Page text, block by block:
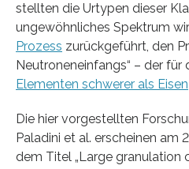
stellten die Urtypen dieser
ungewöhnliches Spektrum
Prozess zurückgeführt, den
Neutroneneinfangs“ – der für
Elementen schwerer als Eisen
Die hier vorgestellten
Paladini et al. erscheinen am
dem Titel „Large granulation